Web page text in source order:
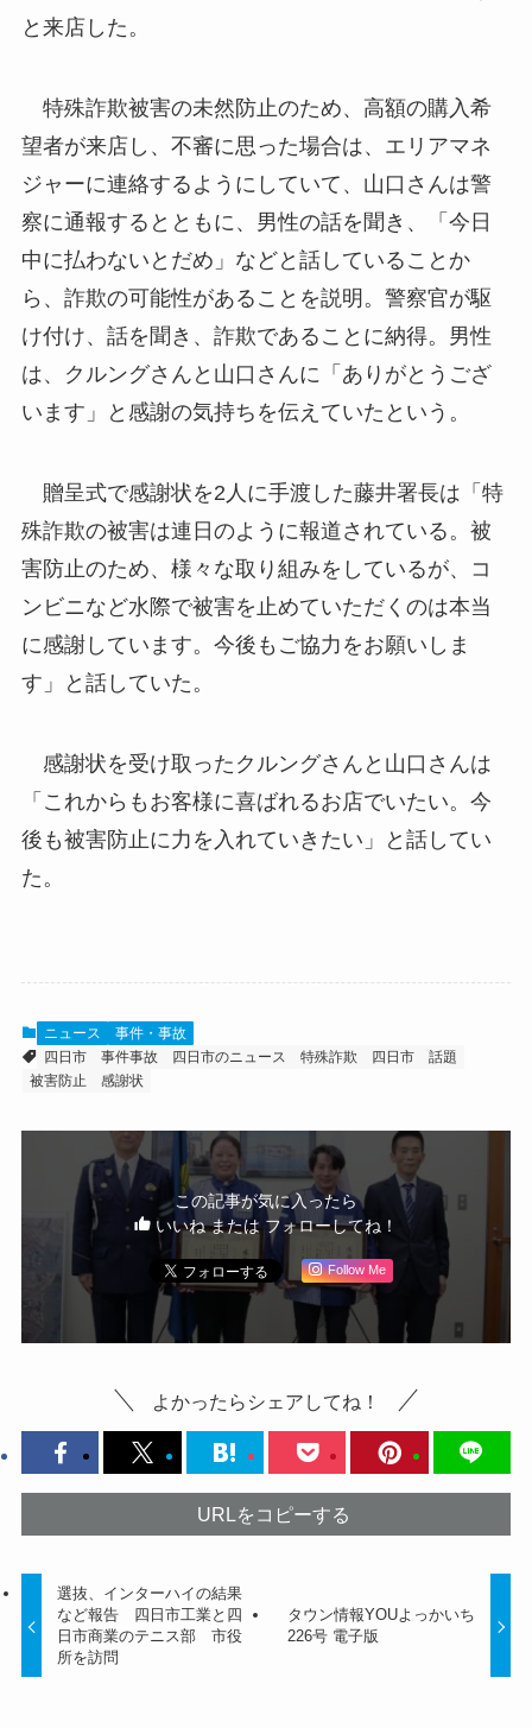
と来店した。
特殊詐欺被害の未然防止のため、高額の購入希
望者が来店し、不審に思った場合は、エリアマネ
ジャーに連絡するようにしていて、山口さんは警
察に通報するとともに、男性の話を聞き、「今日
中に払わないとだめ」などと話していることか
ら、詐欺の可能性があることを説明。警察官が駆
け付け、話を聞き、詐欺であることに納得。男性
は、クルングさんと山口さんに「ありがとうござ
います」と感謝の気持ちを伝えていたという。
贈呈式で感謝状を2人に手渡した藤井署長は「特
殊詐欺の被害は連日のように報道されている。被
害防止のため、様々な取り組みをしているが、コ
ンビニなど水際で被害を止めていただくのは本当
に感謝しています。今後もご協力をお願いしま
す」と話していた。
感謝状を受け取ったクルングさんと山口さんは
「これからもお客様に喜ばれるお店でいたい。今
後も被害防止に力を入れていきたい」と話してい
た。
ニュース
事件・事故
四日市
事件事故 四日市のニュース 特殊詐欺
四日市 話題
被害防止
感謝状
この記事が気に入ったら
いいね または フォローしてね！
Follow Me
よかったらシェアしてね！
URLをコピーする
選抜、インターハイの結果
など報告 四日市工業と四
日市商業のテニス部 市役
所を訪問
タウン情報YOUよっかいち
226号 電子版